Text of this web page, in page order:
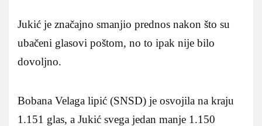
Jukić je značajno smanjio prednos nakon što su
ubačeni glasovi poštom, no to ipak nije bilo
dovoljno.
Bobana Velaga lipić (SNSD) je osvojila na kraju
1.151 glas, a Jukić svega jedan manje 1.150